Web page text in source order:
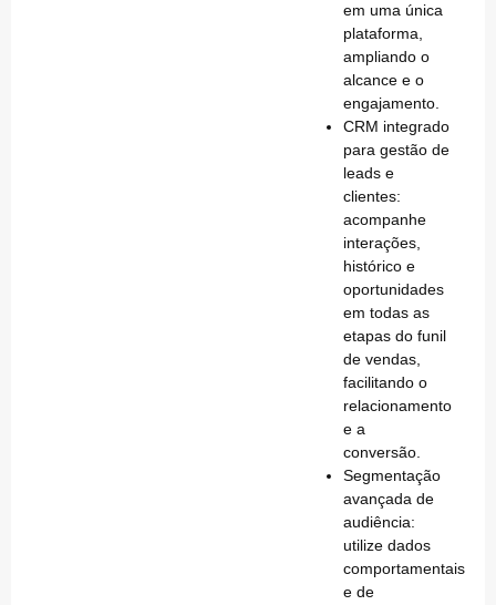
em uma única
plataforma,
ampliando o
alcance e o
engajamento.
CRM integrado
para gestão de
leads e
clientes:
acompanhe
interações,
histórico e
oportunidades
em todas as
etapas do funil
de vendas,
facilitando o
relacionamento
e a
conversão.
Segmentação
avançada de
audiência:
utilize dados
comportamentais
e de